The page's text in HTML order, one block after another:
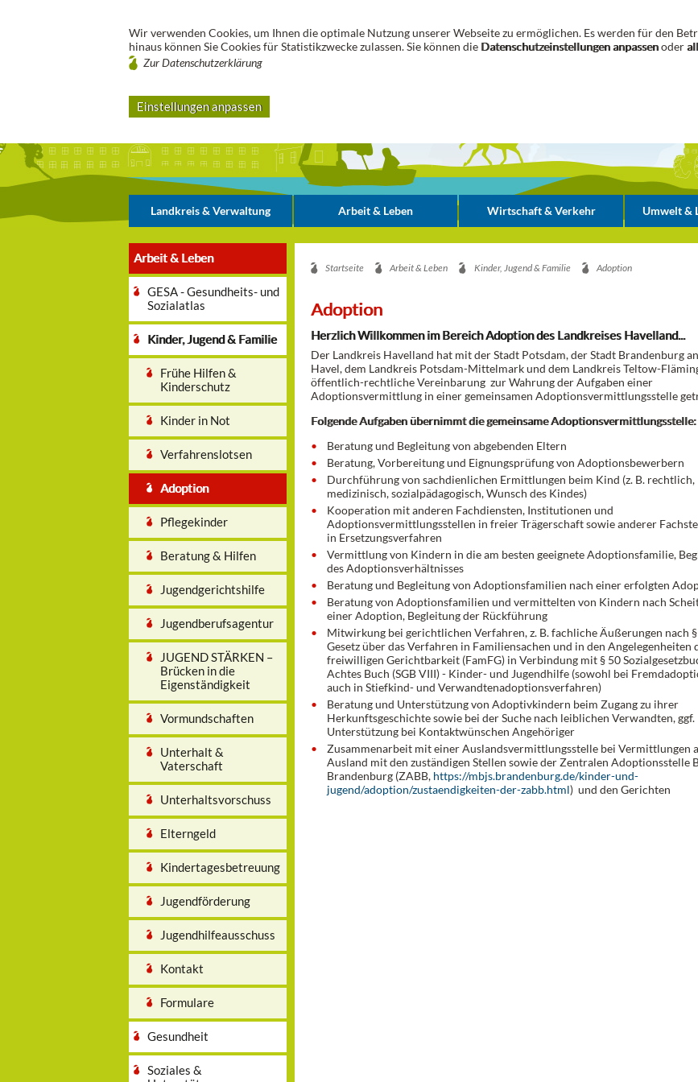
Wir verwenden Cookies, um Ihnen die optimale Nutzung unserer Webseite zu ermöglichen. Es werden für den
hinaus können Sie Cookies für Statistikzwecke zulassen. Sie können die Datenschutzeinstellungen anpassenoder
Zur Datenschutzerklärung
Einstellungen anpassen
Landkreis & Verwaltung Arbeit & Leben Wirtschaft & Verkehr Umwelt &
Arbeit & Leben
GESA - Gesundheits- und
Sozialatlas
Kinder, Jugend & Familie
Frühe Hilfen &
Kinderschutz
Kinder in Not
Verfahrenslotsen
Adoption
Pflegekinder
Beratung & Hilfen
Jugendgerichtshilfe
Jugendberufsagentur
JUGEND STÄRKEN –
Brücken in die
Eigenständigkeit
Vormundschaften
Unterhalt &
Vaterschaft
Unterhaltsvorschuss
Elterngeld
Kindertagesbetreuung
Jugendförderung
Jugendhilfeausschuss
Kontakt
Formulare
Gesundheit
Soziales &
Startseite Arbeit & Leben Kinder, Jugend & Familie Adoption
Adoption
Herzlich Willkommen im Bereich Adoption des Landkreises Havelland...
Der Landkreis Havelland hat mit der Stadt Potsdam, der Stadt Brandenburg
Havel, dem Landkreis Potsdam-Mittelmark und dem Landkreis Teltow-
öffentlich-rechtliche Vereinbarung zur Wahrung der Aufgaben einer
Adoptionsvermittlung in einer gemeinsamen Adoptionsvermittlungsstelle
Folgende Aufgaben übernimmt die gemeinsame Adoptionsvermittlungsstelle:
Beratung und Begleitung von abgebenden Eltern
Beratung, Vorbereitung und Eignungsprüfung von Adoptionsbewerbern
Durchführung von sachdienlichen Ermittlungen beim Kind (z. B. rechtlich,
medizinisch, sozialpädagogisch, Wunsch des Kindes)
Kooperation mit anderen Fachdiensten, Institutionen und
Adoptionsvermittlungsstellen in freier Trägerschaft sowie anderer
in Ersetzungsverfahren
Vermittlung von Kindern in die am besten geeignete Adoptionsfamilie,
des Adoptionsverhältnisses
Beratung und Begleitung von Adoptionsfamilien nach einer erfolgten
Beratung von Adoptionsfamilien und vermittelten von Kindern nach
einer Adoption, Begleitung der Rückführung
Mitwirkung bei gerichtlichen Verfahren, z. B. fachliche Äußerungen nach
Gesetz über das Verfahren in Familiensachen und in den Angelegenheiten
freiwilligen Gerichtbarkeit (FamFG) in Verbindung mit § 50
Achtes Buch (SGB VIII) - Kinder- und Jugendhilfe (sowohl bei
auch in Stiefkind- und Verwandtenadoptionsverfahren)
Beratung und Unterstützung von Adoptivkindern beim Zugang zu ihrer
Herkunftsgeschichte sowie bei der Suche nach leiblichen Verwandten, ggf.
Unterstützung bei Kontaktwünschen Angehöriger
Zusammenarbeit mit einer Auslandsvermittlungsstelle bei Vermittlungen
Ausland mit den zuständigen Stellen sowie der Zentralen Adoptionsstelle
Brandenburg (ZABB, https://mbjs.brandenburg.de/kinder-und-
jugend/adoption/zustaendigkeiten-der-zabb.html) und den Gerichten